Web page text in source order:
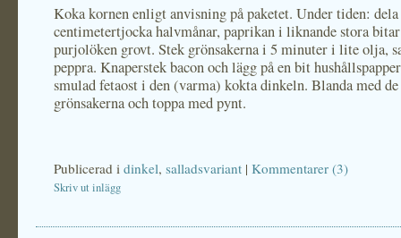
Koka kornen enligt anvisning på paketet. Under tiden:
centimetertjocka halvmånar, paprikan i liknande stora
purjolöken grovt. Stek grönsakerna i 5 minuter i lite olja,
peppra. Knaperstek bacon och lägg på en bit
smulad fetaost i den (varma) kokta dinkeln. Blanda med
grönsakerna och toppa med pynt.
Publicerad i dinkel, salladsvariant | Kommentarer (3)
Skriv ut inlägg